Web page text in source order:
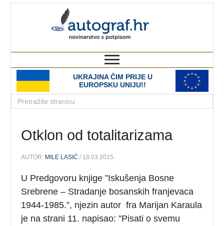
UKRAJINA ČIM PRIJE U
EUROPSKU UNIJU!!
Otklon od totalitarizama
AUTOR: MILE LASIĆ / 18.03.2015.
U Predgovoru knjige ”Iskušenja Bosne
Srebrene – Stradanje bosanskih franjevaca
1944-1985.”, njezin autor fra Marijan Karaula
je na strani 11. napisao: ”Pisati o svemu